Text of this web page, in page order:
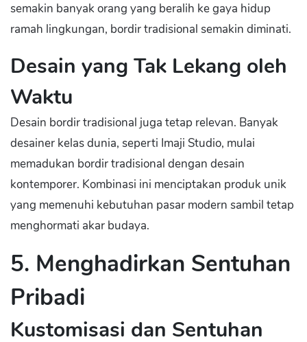
semakin banyak orang yang beralih ke gaya hidup
ramah lingkungan, bordir tradisional semakin diminati.
Desain yang Tak Lekang oleh
Waktu
Desain bordir tradisional juga tetap relevan. Banyak
desainer kelas dunia, seperti Imaji Studio, mulai
memadukan bordir tradisional dengan desain
kontemporer. Kombinasi ini menciptakan produk unik
yang memenuhi kebutuhan pasar modern sambil tetap
menghormati akar budaya.
5. Menghadirkan Sentuhan
Pribadi
Kustomisasi dan Sentuhan